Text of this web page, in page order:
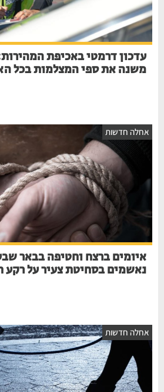
עדכון דרמטי באכיפת
משנה את ספי המצלמות בכל
אחלה חדשות
איומים ברצח וחטיפה בבאר
נאשמים בסחיטת צעיר על רקע
אחלה חדשות